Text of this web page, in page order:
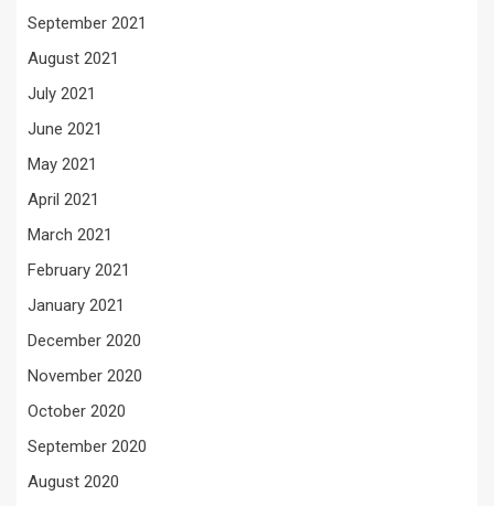
September 2021
August 2021
July 2021
June 2021
May 2021
April 2021
March 2021
February 2021
January 2021
December 2020
November 2020
October 2020
September 2020
August 2020